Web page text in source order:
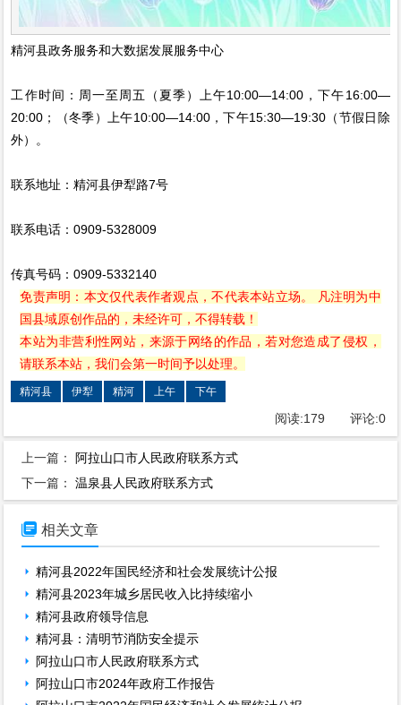
精河县政务服务和大数据发展服务中心
工作时间：周一至周五（夏季）上午10:00—14:00，下午16:00—
20:00；（冬季）上午10:00—14:00，下午15:30—19:30（节假日除
外）。
联系地址：精河县伊犁路7号
联系电话：0909-5328009
传真号码：0909-5332140
免责声明：本文仅代表作者观点，不代表本站立场。 凡注明为中
国县域原创作品的，未经许可，不得转载！
本站为非营利性网站，来源于网络的作品，若对您造成了侵权，
请联系本站，我们会第一时间予以处理。
精河县 伊犁 精河 上午 下午
阅读:179 评论:0
上一篇： 阿拉山口市人民政府联系方式
下一篇：温泉县人民政府联系方式
 相关文章
精河县2022年国民经济和社会发展统计公报
精河县2023年城乡居民收入比持续缩小
精河县政府领导信息
精河县：清明节消防安全提示
阿拉山口市人民政府联系方式
阿拉山口市2024年政府工作报告